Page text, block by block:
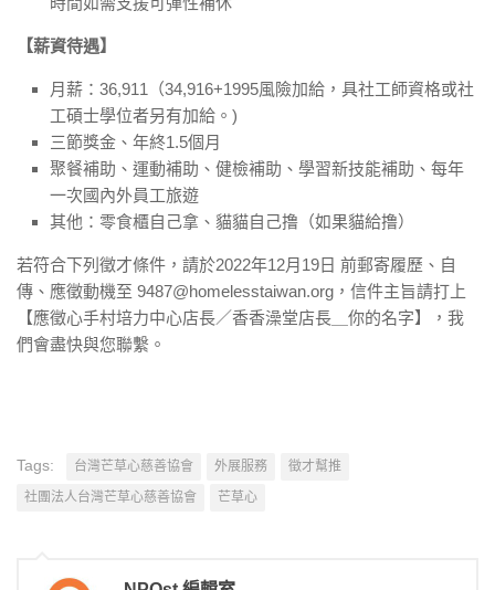
【薪資待遇】
月薪：36,911（34,916+1995風險加給，具社工師資格或社
工碩士學位者另有加給。)
三節獎金、年終1.5個月
聚餐補助、運動補助、健檢補助、學習新技能補助、每年
一次國內外員工旅遊
其他：零食櫃自己拿、貓貓自己撸（如果貓給撸）
若符合下列徵才條件，請於2022年12月19日 前郵寄履歷、自
傳、應徵動機至 9487@homelesstaiwan.org，信件主旨請打上
【應徵心手村培力中心店長／香香澡堂店長＿你的名字】，我
們會盡快與您聯繫。
Tags: 台灣芒草心慈善協會 外展服務
徵才幫推
社團法人台灣芒草心慈善協會
芒草心